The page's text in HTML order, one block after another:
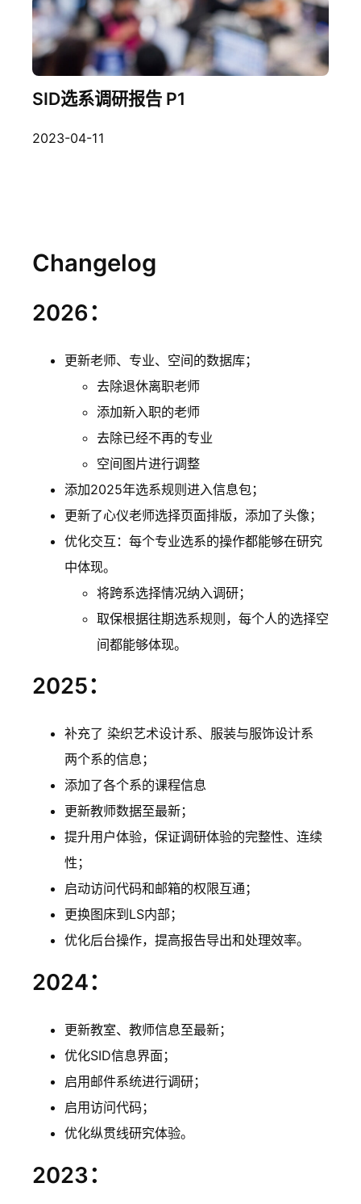
SID选系调研报告 P1
2023-04-11
Changelog
2026：
更新老师、专业、空间的数据库；
去除退休离职老师
添加新入职的老师
去除已经不再的专业
空间图片进行调整
添加2025年选系规则进入信息包；
更新了心仪老师选择页面排版，添加了头像；
优化交互：每个专业选系的操作都能够在研究
中体现。
将跨系选择情况纳入调研；
取保根据往期选系规则，每个人的选择空
间都能够体现。
2025：
补充了 染织艺术设计系、服装与服饰设计系
两个系的信息；
添加了各个系的课程信息
更新教师数据至最新；
提升用户体验，保证调研体验的完整性、连续
性；
启动访问代码和邮箱的权限互通；
更换图床到LS内部；
优化后台操作，提高报告导出和处理效率。
2024：
更新教室、教师信息至最新；
优化SID信息界面；
启用邮件系统进行调研；
启用访问代码；
优化纵贯线研究体验。
2023：